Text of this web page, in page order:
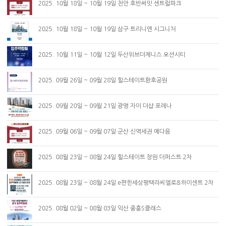
2025. 10월 18일 ~ 10월 19일 천안 호반써밋 센트럴파크
2025. 10월 18일 ~ 10월 19일 삼구 트리니엔 시그니처
2025. 10월 11일 ~ 10월 12일 두산위브더제니스 오션시티
2025. 09월 26일 ~ 09월 28일 힐스테이트환호공원
2025. 09월 20일 ~ 09월 21일 광명 자이 더샵 포레나
2025. 09월 06일 ~ 09월 07일 군산 신역세권 예다음
2025. 08월 23일 ~ 08월 24일 힐스테이트 창원 더퍼스트 2차
2025. 08월 23일 ~ 08월 24일 e편한세상평택라씨엘로&하이센트 2차
2025. 08월 02일 ~ 08월 03일 익산 중흥S클래스